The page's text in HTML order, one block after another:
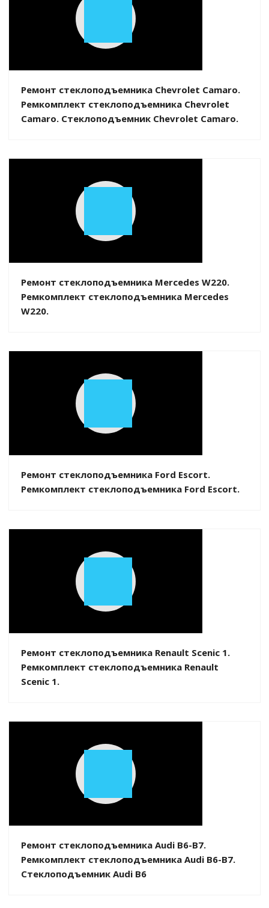
Play
Ремонт стеклоподъемника Chevrolet Camaro.
Ремкомплект стеклоподъемника Chevrolet
Camaro. Стеклоподъемник Chevrolet Camaro.
Play
Ремонт стеклоподъемника Mercedes W220.
Ремкомплект стеклоподъемника Mercedes
W220.
Play
Ремонт стеклоподъемника Ford Escort.
Ремкомплект стеклоподъемника Ford Escort.
Play
Ремонт стеклоподъемника Renault Scenic 1.
Ремкомплект стеклоподъемника Renault
Scenic 1.
Play
Ремонт стеклоподъемника Audi B6-B7.
Ремкомплект стеклоподъемника Audi B6-B7.
Стеклоподъемник Audi B6